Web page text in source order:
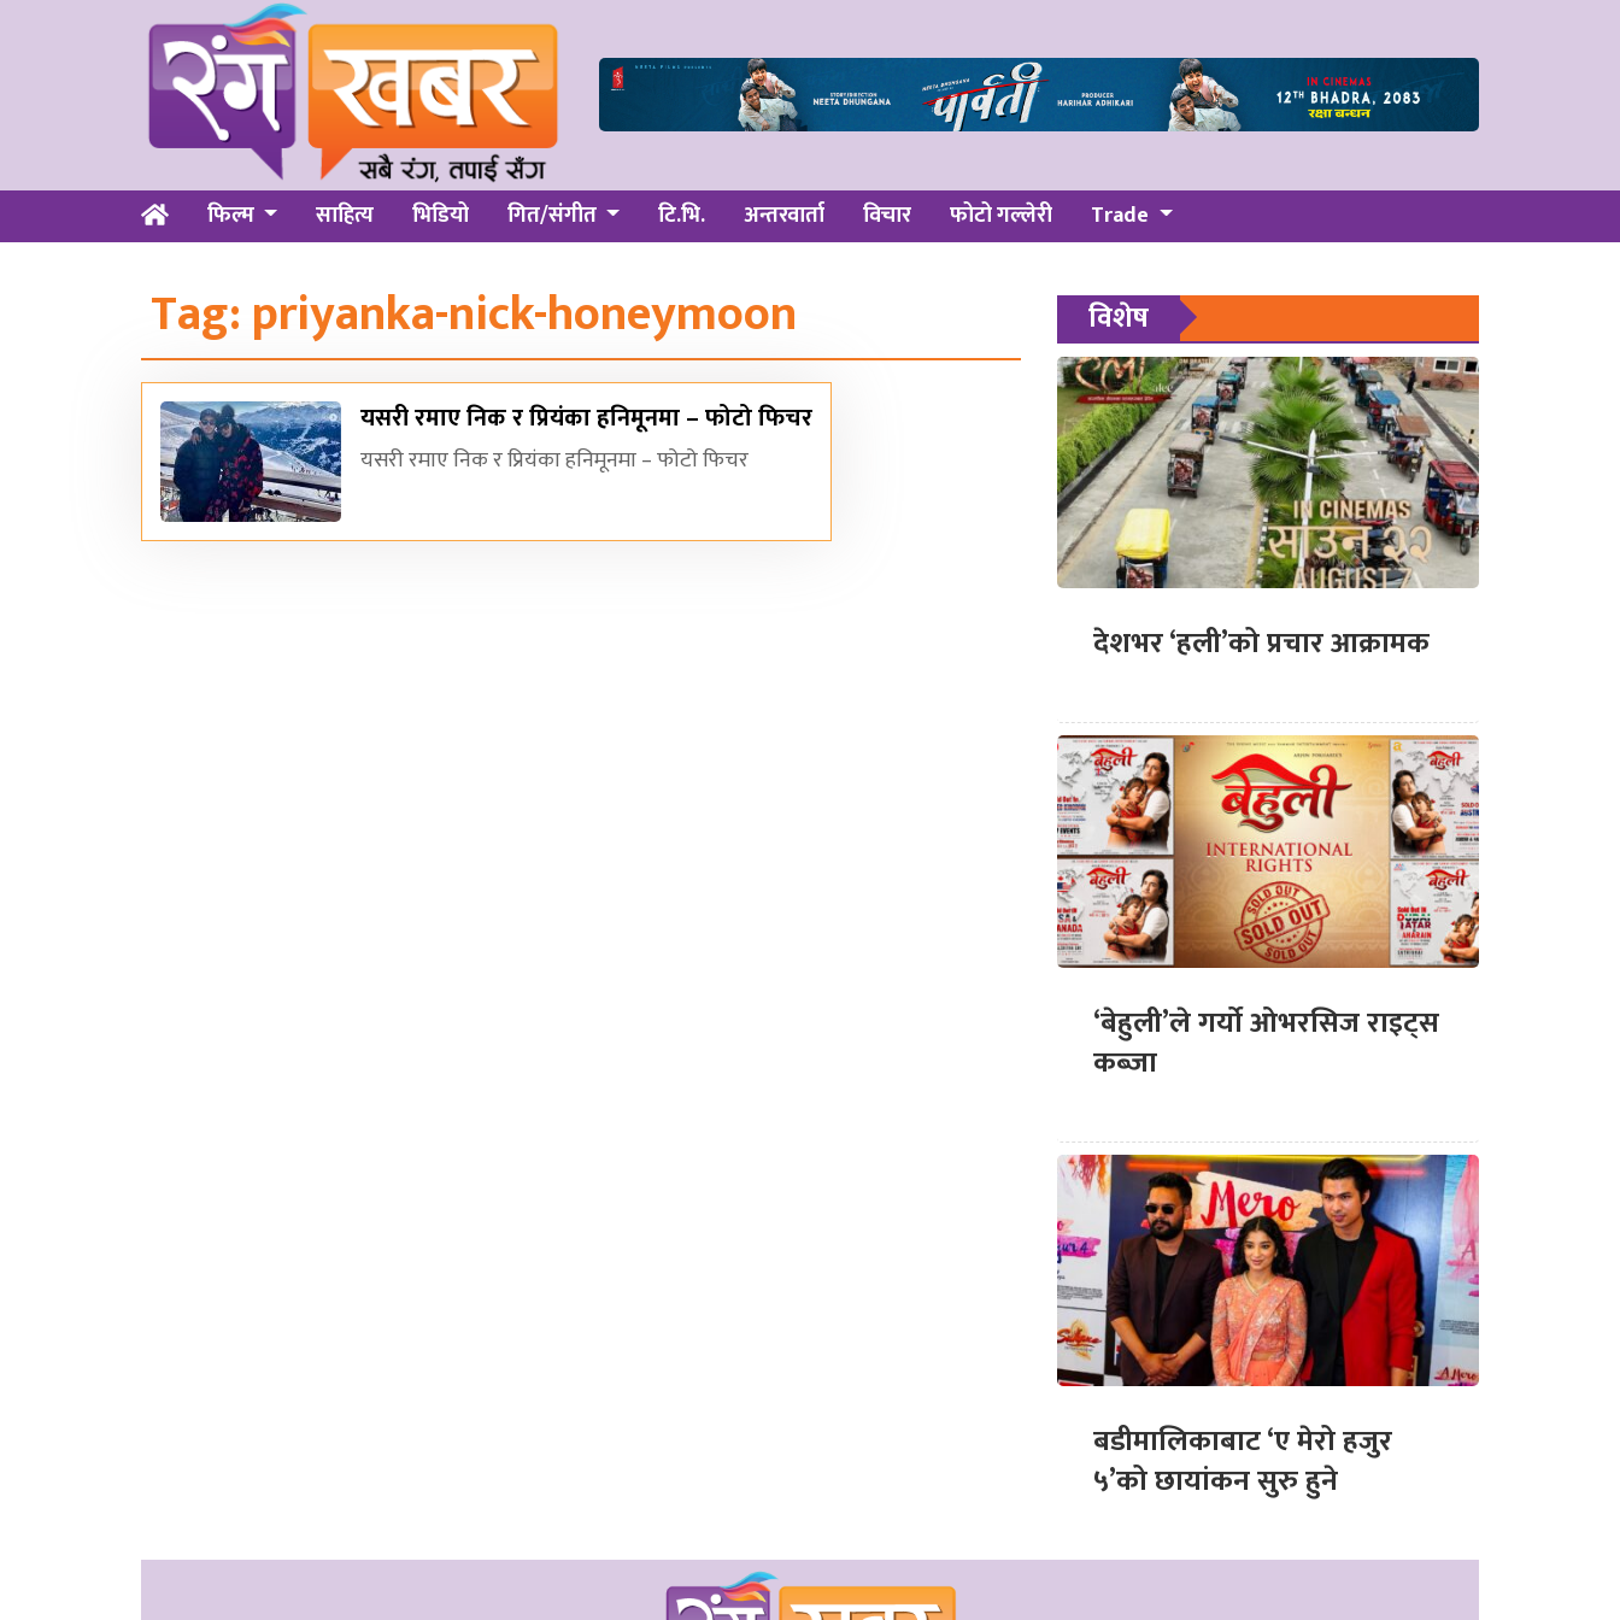
फिल्म साहित्य भिडियो गित/संगीत टि.भि. अन्तरवार्ता विचार फोटो गल्लेरी Trade
Tag:priyanka-nick-honeymoon
यसरी रमाए निक र प्रियंका हनिमूनमा – फोटो फिचर
यसरी रमाए निक र प्रियंका हनिमूनमा – फोटो फिचर
विशेष
देशभर ‘हली’को प्रचार आक्रामक
‘बेहुली’ले गर्यो ओभरसिज राइट्स
कब्जा
बडीमालिकाबाट ‘ए मेरो हजुर
५’को छायांकन सुरु हुने